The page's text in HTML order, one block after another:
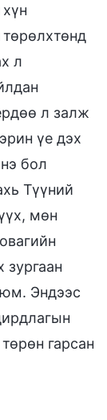
л
л залж
үе дэх
бол
Түүний
мөн
зургаан
Эндээс
гарсан